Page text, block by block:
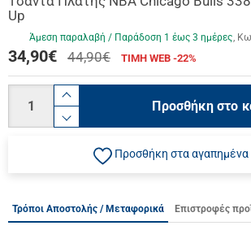
Up
Άμεση παραλαβή / Παράδoση 1 έως 3 ημέρες
34,90€ 44,90€ ΤΙΜΗ WEB -22%
Προσθήκη στο
Προσθήκη στα αγαπημένα
Τρόποι Αποστολής / Μεταφορικά Επιστροφές